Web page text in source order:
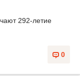
292-летие
0